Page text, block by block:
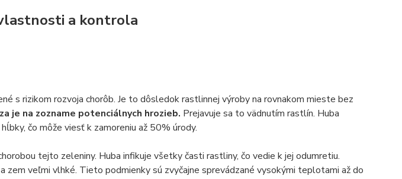
a kontrola
s rizikom rozvoja chorôb. Je to dôsledok rastlinnej výroby na rovnakom mieste bez
je na zozname potenciálnych hrozieb. Prejavuje sa to vädnutím rastlín. Huba
čo môže viesť k zamoreniu až 50% úrody.
tejto zeleniny. Huba infikuje všetky časti rastliny, čo vedie k jej odumretiu.
zem veľmi vlhké. Tieto podmienky sú zvyčajne sprevádzané vysokými teplotami až do